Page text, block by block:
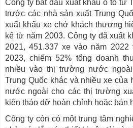
Công ty bắt đầu xuất khẩu ô tô từ
trước các nhà sản xuất Trung
xuất khẩu xe chở khách thương
kể từ năm 2003. Công ty đã xuất
2021, 451.337 xe vào năm
2023, chiếm 52% tổng doanh
nhiều vào thị trường nước
Trung Quốc khác và nhiều xe
nước ngoài cho các thị trường
kiện tháo dỡ hoàn chỉnh hoặc bán
Công ty còn có một trung tâm